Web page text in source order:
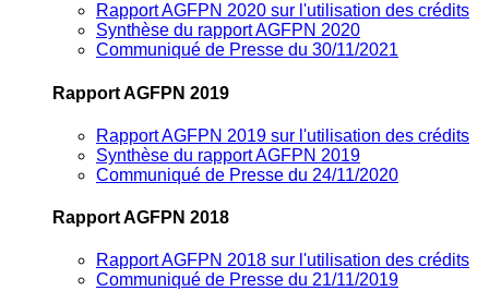
Rapport AGFPN 2020 sur l'utilisation des crédits
Synthèse du rapport AGFPN 2020
Communiqué de Presse du 30/11/2021
Rapport AGFPN 2019
Rapport AGFPN 2019 sur l'utilisation des crédits
Synthèse du rapport AGFPN 2019
Communiqué de Presse du 24/11/2020
Rapport AGFPN 2018
Rapport AGFPN 2018 sur l'utilisation des crédits
Communiqué de Presse du 21/11/2019